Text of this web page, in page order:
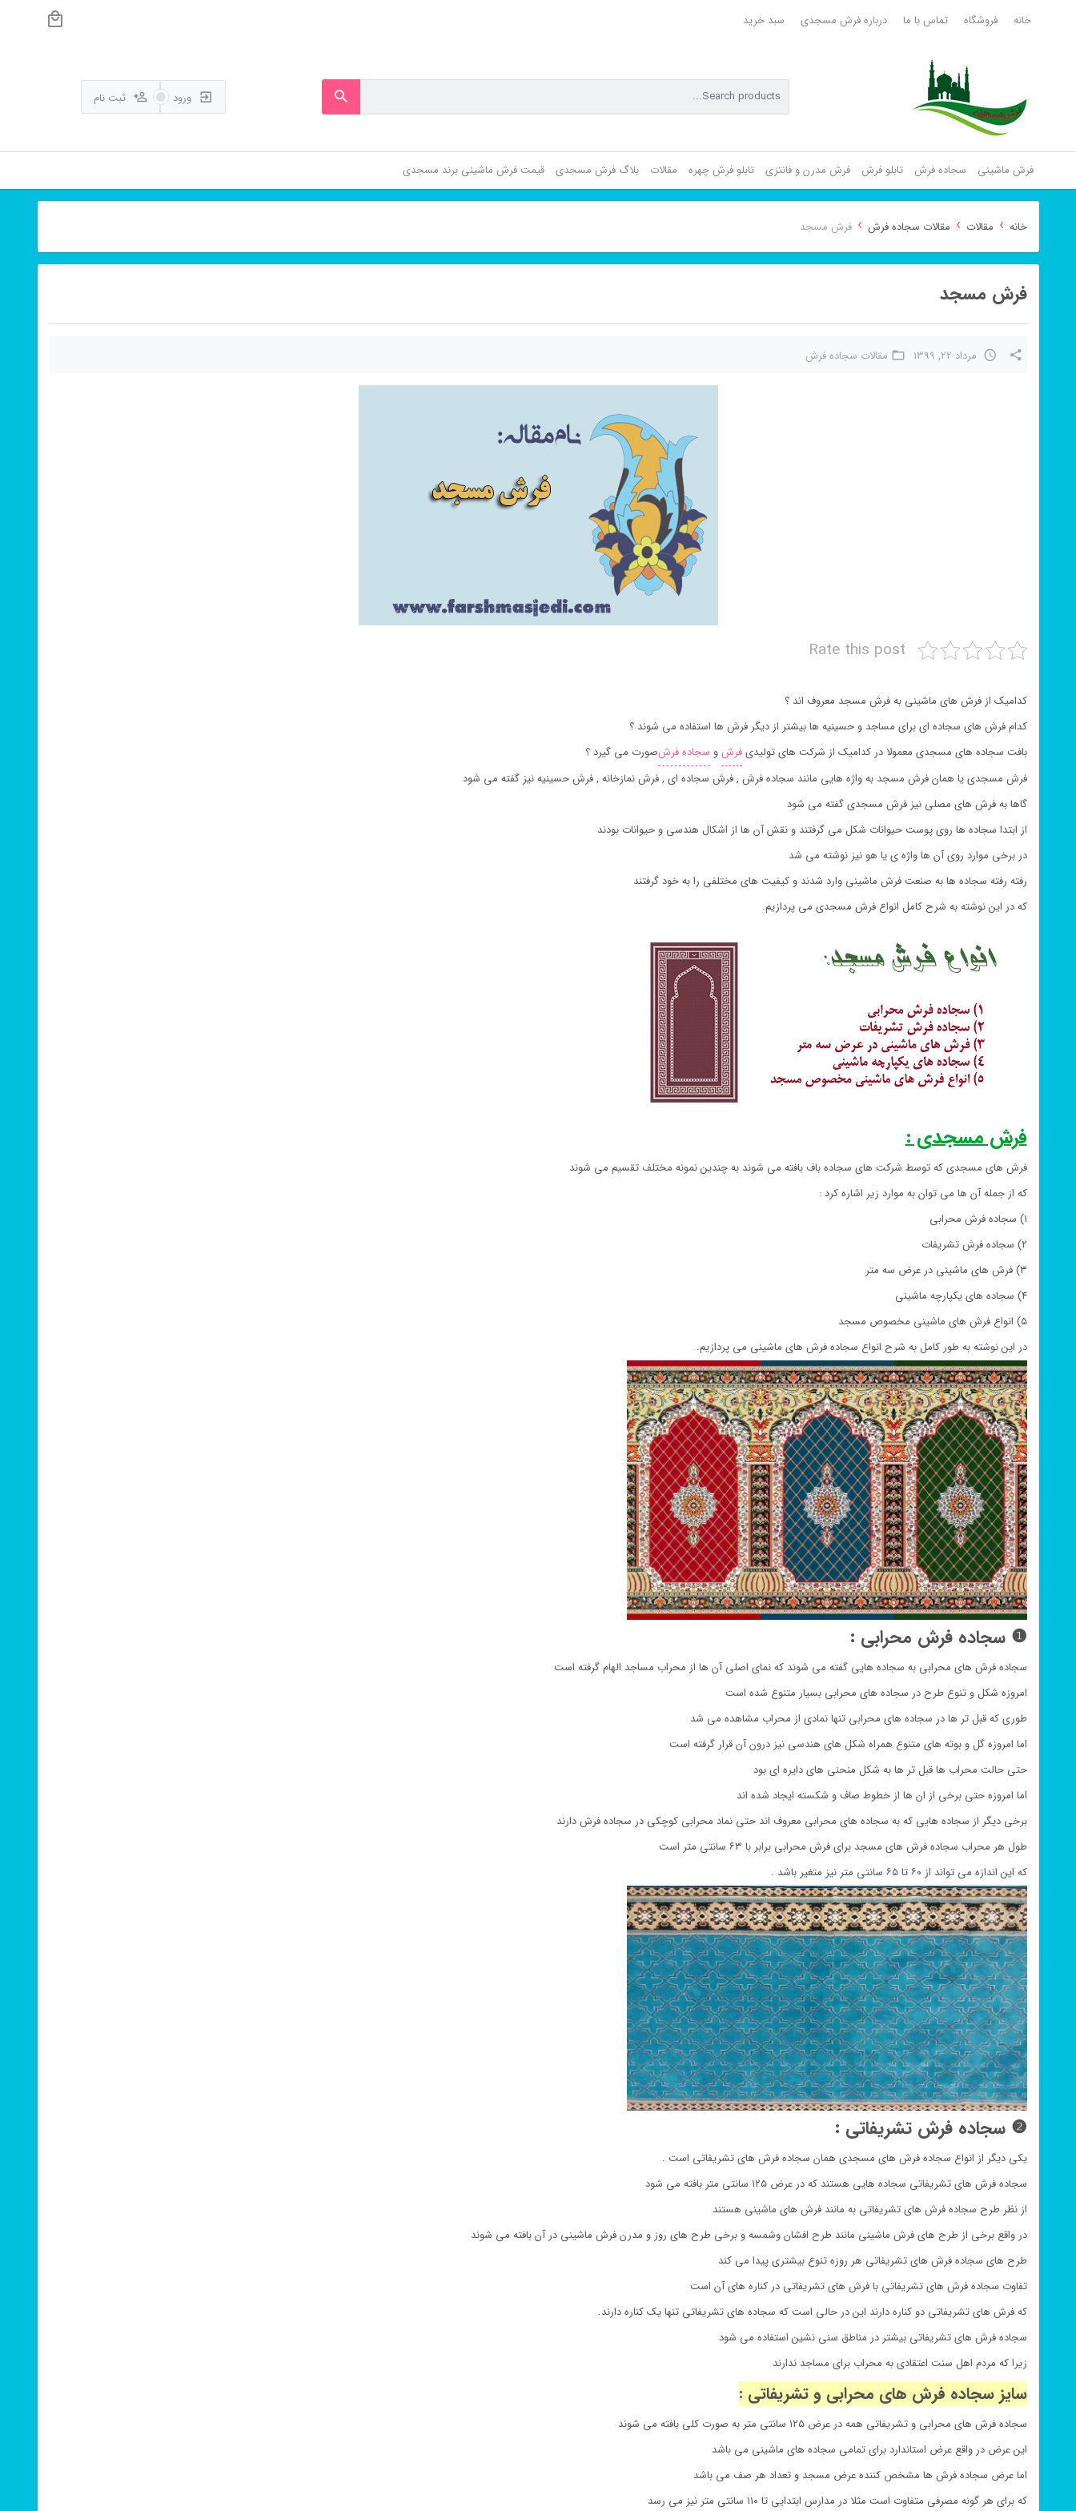
خانه فروشگاه تماس با ما درباره فرش مسجدی سبد خرید
ورود ثبت نام
فرش ماشینی سجاده فرش تابلو فرش فرش مدرن و فانتزی تابلو فرش چهره مقالات بلاگ فرش مسجدی قیمت فرش ماشینی برند مسجدی
خانه › مقالات › مقالات سجاده فرش › فرش مسجد
فرش مسجد
مرداد 22, 1399 مقالات سجاده فرش
Rate this post
کدامیک از فرش های ماشینی به فرش مسجد معروف اند ؟
کدام فرش های سجاده ای برای مساجد و حسینیه ها بیشتر از دیگر فرش ها استفاده می شوند ؟
بافت سجاده های مسجدی معمولا در کدامیک از شرکت های تولیدیفرشو سجاده فرشصورت می گیرد ؟
فرش مسجدی یا همان فرش مسجد به واژه هایی مانند سجاده فرش , فرش سجاده ای , فرش نمازخانه , فرش حسینیه نیز گفته می شود
گاها به فرش های مصلی نیز فرش مسجدی گفته می شود
از ابتدا سجاده ها روی پوست حیوانات شکل می گرفتند و نقش آن ها از اشکال هندسی و حیوانات بودند
در برخی موارد روی آن ها واژه ی یا هو نیز نوشته می شد
رفته رفته سجاده ها به صنعت فرش ماشینی وارد شدند و کیفیت های مختلفی را به خود گرفتند
که در این نوشته به شرح کامل انواع فرش مسجدی می پردازیم.
فرش مسجدی :
فرش های مسجدی که توسط شرکت های سجاده باف بافته می شوند به چندین نمونه مختلف تقسیم می شوند
که از جمله آن ها می توان به موارد زیر اشاره کرد :
۱) سجاده فرش محرابی
۲) سجاده فرش تشریفات
۳) فرش های ماشینی در عرض سه متر
۴) سجاده های یکپارچه ماشینی
۵) انواع فرش های ماشینی مخصوص مسجد
در این نوشته به طور کامل به شرح انواع سجاده فرش های ماشینی می پردازیم.
❶ سجاده فرش محرابی :
سجاده فرش های محرابی به سجاده هایی گفته می شوند که نمای اصلی آن ها از محراب مساجد الهام گرفته است
امروزه شکل و تنوع طرح در سجاده های محرابی بسیار متنوع شده است
طوری که قبل تر ها در سجاده های محرابی تنها نمادی از محراب مشاهده می شد
اما امروزه گل و بوته های متنوع همراه شکل های هندسی نیز درون آن قرار گرفته است
حتی حالت محراب ها قبل تر ها به شکل منحنی های دایره ای بود
اما امروزه حتی برخی از ان ها از خطوط صاف و شکسته ایجاد شده اند
برخی دیگر از سجاده هایی که به سجاده های محرابی معروف اند حتی نماد محرابی کوچکی در سجاده فرش دارند
طول هر محراب سجاده فرش های مسجد برای فرش محرابی برابر با ۶۳ سانتی متر است
که این اندازه می تواند از ۶۰ تا ۶۵ سانتی متر نیز متغیر باشد .
❷ سجاده فرش تشریفاتی :
یکی دیگر از انواع سجاده فرش های مسجدی همان سجاده فرش های تشریفاتی است .
سجاده فرش های تشریفاتی سجاده هایی هستند که در عرض ۱۲۵ سانتی متر بافته می شود
از نظر طرح سجاده فرش های تشریفاتی به مانند فرش های ماشینی هستند
در واقع برخی از طرح های فرش ماشینی مانند طرح افشان وشمسه و برخی طرح های روز و مدرن فرش ماشینی در آن بافته می شوند
طرح های سجاده فرش های تشریفاتی هر روزه تنوع بیشتری پیدا می کند
تفاوت سجاده فرش های تشریفاتی با فرش های تشریفاتی در کناره های آن است
که فرش های تشریفاتی دو کناره دارند این در حالی است که سجاده های تشریفاتی تنها یک کناره دارند.
سجاده فرش های تشریفاتی بیشتر در مناطق سنی نشین استفاده می شود
زیرا که مردم اهل سنت اعتقادی به محراب برای مساجد ندارند
سایز سجاده فرش های محرابی و تشریفاتی :
سجاده فرش های محرابی و تشریفاتی همه در عرض ۱۲۵ سانتی متر به صورت کلی بافته می شوند
این عرض در واقع عرض استاندارد برای تمامی سجاده های ماشینی می باشد
اما عرض سجاده فرش ها مشخص کننده عرض مسجد و تعداد هر صف می باشد
که برای هر گونه مصرفی متفاوت است مثلا در مدارس ابتدایی تا ۱۱۰ سانتی متر نیز می رسد